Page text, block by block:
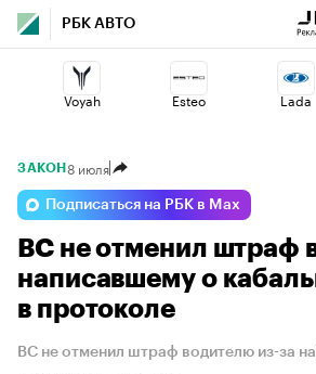
РБК АВТО
Voyah Esteo Lada
Jaecoo
Changan Haval Geely
ЗАКОН 8 июля
Подписаться на РБК в Max
ВС не отменил штраф
написавшему о
в протоколе
ВС не отменил штраф водителю из-за